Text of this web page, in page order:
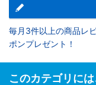
毎月3件以上の商品レ
ポンプレゼント！
このカテゴリに